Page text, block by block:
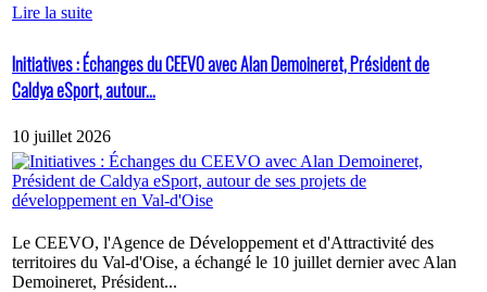
Lire la suite
Initiatives : Échanges du CEEVO avec Alan Demoineret, Président de
Caldya eSport, autour...
10 juillet 2026
Le CEEVO, l'Agence de Développement et d'Attractivité des
territoires du Val-d'Oise, a échangé le 10 juillet dernier avec Alan
Demoineret, Président...